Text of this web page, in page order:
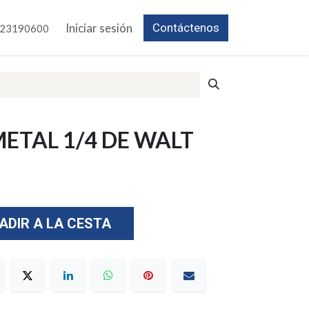
23190600 Iniciar sesión Contáctenos
1/4 DE WALT
A LA CESTA